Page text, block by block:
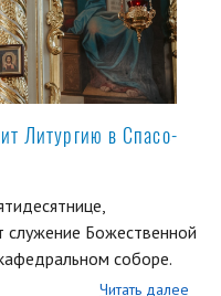
Литургию в Спасо-
служение Божественной
соборе.
Читать далее